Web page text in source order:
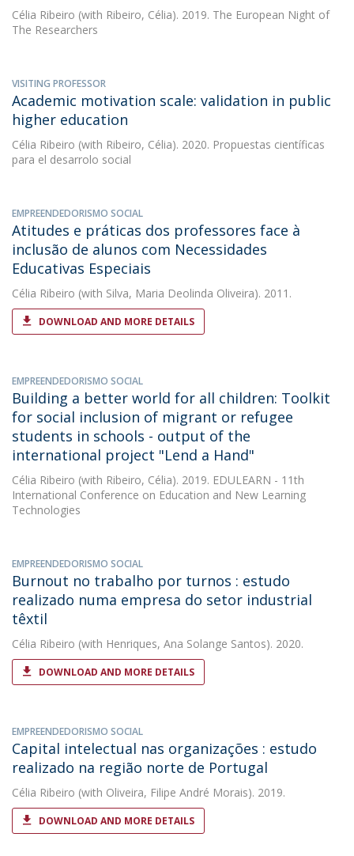
Célia Ribeiro (with Ribeiro, Célia). 2019. The European Night of
The Researchers
VISITING PROFESSOR
Academic motivation scale: validation in public
higher education
Célia Ribeiro (with Ribeiro, Célia). 2020. Propuestas científicas
para el desarrolo social
EMPREENDEDORISMO SOCIAL
Atitudes e práticas dos professores face à
inclusão de alunos com Necessidades
Educativas Especiais
Célia Ribeiro (with Silva, Maria Deolinda Oliveira). 2011.
DOWNLOAD AND MORE DETAILS
EMPREENDEDORISMO SOCIAL
Building a better world for all children: Toolkit
for social inclusion of migrant or refugee
students in schools - output of the
international project "Lend a Hand"
Célia Ribeiro (with Ribeiro, Célia). 2019. EDULEARN - 11th
International Conference on Education and New Learning
Technologies
EMPREENDEDORISMO SOCIAL
Burnout no trabalho por turnos : estudo
realizado numa empresa do setor industrial
têxtil
Célia Ribeiro (with Henriques, Ana Solange Santos). 2020.
DOWNLOAD AND MORE DETAILS
EMPREENDEDORISMO SOCIAL
Capital intelectual nas organizações : estudo
realizado na região norte de Portugal
Célia Ribeiro (with Oliveira, Filipe André Morais). 2019.
DOWNLOAD AND MORE DETAILS